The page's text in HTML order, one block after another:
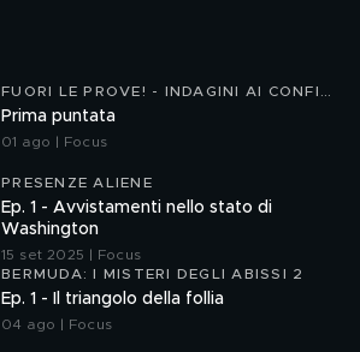
FUORI LE PROVE! - INDAGINI AI CONFINI
DELLA REALTÀ 3
Prima puntata
01 ago | Focus
PRESENZE ALIENE
Ep. 1 - Avvistamenti nello stato di
Washington
15 set 2025 | Focus
BERMUDA: I MISTERI DEGLI ABISSI 2
Ep. 1 - Il triangolo della follia
04 ago | Focus